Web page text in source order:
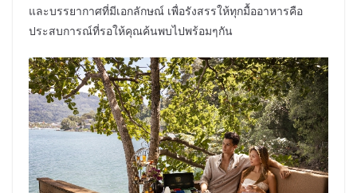
และบรรยากาศที่มีเอกลักษณ์ เพื่อรังสรรให้ทุกมื้ออาหารคือ
ประสบการณ์ที่รอให้คุณค้นพบไปพร้อมๆกัน